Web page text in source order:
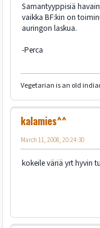
Samantyyppisiä
vaikka BF:kin on
auringon laskua.
-Perca
Vegetarian is an old
kalamies^^
March 11, 2008, 20:24:30
kokeile väriä yrt hyvin